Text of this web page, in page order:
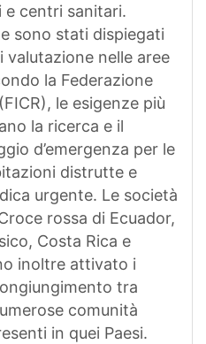
e centri sanitari.
sono stati dispiegati
nelle aree
la Federazione
le esigenze più
la ricerca e il
d’emergenza per le
distrutte e
urgente. Le società
rossa di Ecuador,
Costa Rica e
inoltre attivato i
tra
comunità
in quei Paesi.